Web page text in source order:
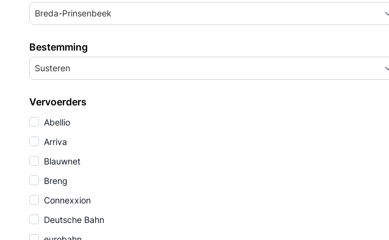
Breda-Prinsenbeek
Bestemming
Susteren
Vervoerders
Abellio
Arriva
Blauwnet
Breng
Connexxion
Deutsche Bahn